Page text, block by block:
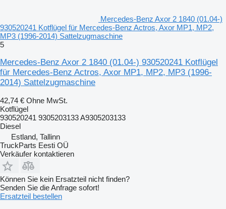
Mercedes-Benz Axor 2 1840 (01.04-)
930520241 Kotflügel für Mercedes-Benz Actros, Axor MP1, MP2,
MP3 (1996-2014) Sattelzugmaschine
5
Mercedes-Benz Axor 2 1840 (01.04-) 930520241 Kotflügel
für Mercedes-Benz Actros, Axor MP1, MP2, MP3 (1996-
2014) Sattelzugmaschine
42,74 € Ohne MwSt.
Kotflügel
930520241 9305203133 A9305203133
Diesel
Estland, Tallinn
TruckParts Eesti OÜ
Verkäufer kontaktieren
Können Sie kein Ersatzteil nicht finden?
Senden Sie die Anfrage sofort!
Ersatzteil bestellen